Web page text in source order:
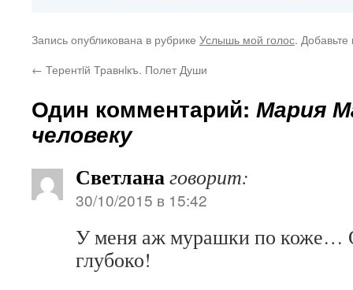
Запись опубликована в рубрике Услышь мой голос.
← Терентiй Травнiкъ. Полет Души
Один комментарий: Мария
человеку
Светланаговорит:
30/10/2015 в 15:42
У меня аж мурашки по коже…
глубоко!